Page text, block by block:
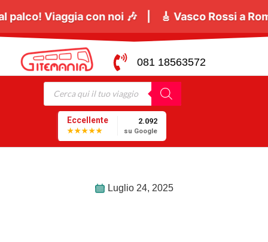
sotto al palco! Viaggia con noi 🎶 | 🎸
081 18563572
Eccellente
★★★★★
2.092
su Google
Luglio 24, 2025